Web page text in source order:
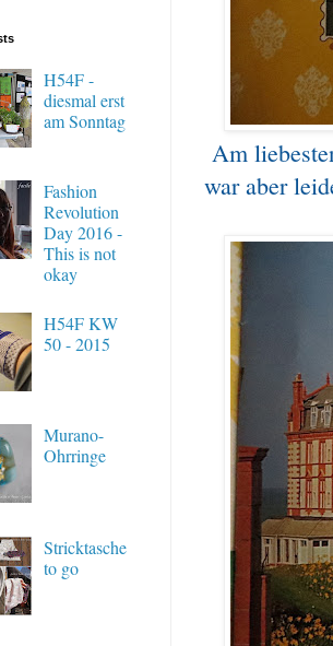
Am
war aber
H54F -
diesmal erst
am Sonntag
Fashion
Revolution
Day 2016 -
This is not
okay
H54F KW
50 - 2015
Murano-
Ohrringe
Stricktasche
to go